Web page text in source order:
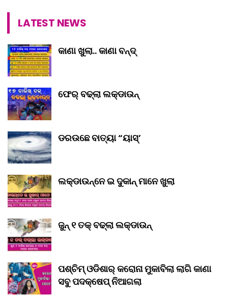
LATEST NEWS
କାଣା ଖୁଲା.. କାଣା ବନ୍ଦ୍‌
ଫେର୍ ବଢ୍‌ଲା ଲକ୍‌ଡାଉନ୍‌
ଡରଉଛେ ବାତ୍ୟା “ୟାସ୍‌’
ଲକ୍‌ଡାଉନ୍‌ନେ ଇ ଦୁକାନ୍ ମାନେ ଖୁଲା
ଜୁନ୍ ୧ ତକ୍ ବଢ୍‌ଲା ଲକ୍‌ଡାଉନ୍‌
ପଶ୍ଚିମ୍ ଓଡିଶାର୍ କରୋନା ମୁକାବିଲା ଲାଗି କାଣା
ସବୁ ପଦକ୍ଷେପ୍ ନିଆଗଲା